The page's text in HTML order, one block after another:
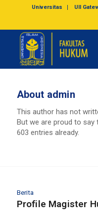
Universitas UII
About admin
This author has not
But we are proud to say
603 entries already.
Berita
Profile Magister